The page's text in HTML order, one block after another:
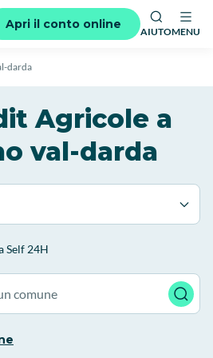
Apri il conto online
AIUTOMENU
darda
Agricole a
val-darda
Self 24H